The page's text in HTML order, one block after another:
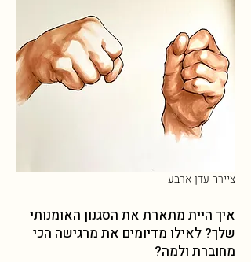
ציירה עדן ארבע
איך היית מתארת את הסגנון האומנותי
שלך? לאילו מדיומים את מרגישה הכי
מחוברת ולמה?